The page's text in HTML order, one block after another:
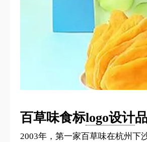
百草味食标logo设计
2003年，第一家百草味在杭州下